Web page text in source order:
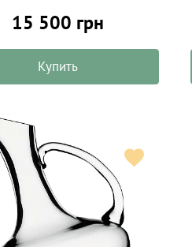
15 500 грн
Купить